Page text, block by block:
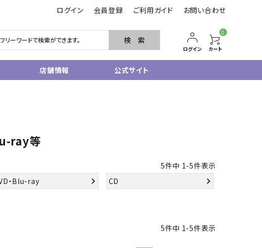
ログイン 会員登録 ご利用ガイド お問い合わせ
検 索
ログイン
0
カート
その他金管
中古管楽器
店舗情報 公式サイト
ray等
5件中 1-5件表示
・Blu-ray CD
5件中 1-5件表示